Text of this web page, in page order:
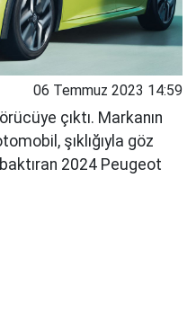
06 Temmuz 2023 14:59
çıktı. Markanın
şıklığıyla göz
2024 Peugeot